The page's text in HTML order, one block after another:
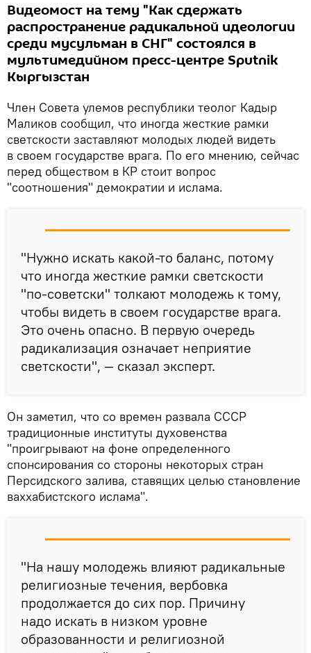
Видеомост на тему "Как сдержать
распространение радикальной идеологии
среди мусульман в СНГ" состоялся в
мультимедийном пресс-центре Sputnik
Кыргызстан
Член Совета улемов республики теолог Кадыр
Маликов сообщил, что иногда жесткие рамки
светскости заставляют молодых людей видеть
в своем государстве врага. По его мнению, сейчас
перед обществом в КР стоит вопрос
"соотношения" демократии и ислама.
"Нужно искать какой-то баланс, потому
что иногда жесткие рамки светскости
"по-советски" толкают молодежь к тому,
чтобы видеть в своем государстве врага.
Это очень опасно. В первую очередь
радикализация означает неприятие
светскости", — сказал эксперт.
Он заметил, что со времен развала СССР
традиционные институты духовенства
"проигрывают на фоне определенного
спонсирования со стороны некоторых стран
Персидского залива, ставящих целью становление
ваххабистского ислама".
"На нашу молодежь влияют радикальные
религиозные течения, вербовка
продолжается до сих пор. Причину
надо искать в низком уровне
образованности и религиозной